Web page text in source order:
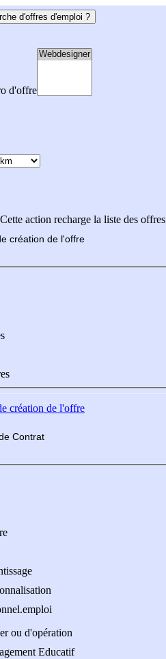
d'offres d'emploi ?
d'offre
Cette action recharge la liste des offres
création de l'offre
création de l'offre
Contrat
ou d'opération
Educatif